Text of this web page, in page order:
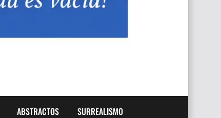
ABSTRACTOS SURREALISMO